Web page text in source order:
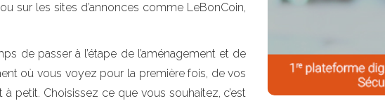
sur les sites d’annonces comme LeBonCoin,
de passer à l’étape de l’aménagement et de
où vous voyez pour la première fois, de vos
petit. Choisissez ce que vous souhaitez, c’est